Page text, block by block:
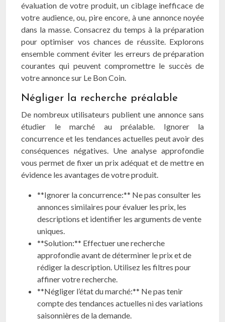
évaluation de votre produit, un ciblage inefficace de
votre audience, ou, pire encore, à une annonce noyée
dans la masse. Consacrez du temps à la préparation
pour optimiser vos chances de réussite. Explorons
ensemble comment éviter les erreurs de préparation
courantes qui peuvent compromettre le succès de
votre annonce sur Le Bon Coin.
Négliger la recherche préalable
De nombreux utilisateurs publient une annonce sans
étudier le marché au préalable. Ignorer la
concurrence et les tendances actuelles peut avoir des
conséquences négatives. Une analyse approfondie
vous permet de fixer un prix adéquat et de mettre en
évidence les avantages de votre produit.
**Ignorer la concurrence:** Ne pas consulter les
annonces similaires pour évaluer les prix, les
descriptions et identifier les arguments de vente
uniques.
**Solution:** Effectuer une recherche
approfondie avant de déterminer le prix et de
rédiger la description. Utilisez les filtres pour
affiner votre recherche.
**Négliger l’état du marché:** Ne pas tenir
compte des tendances actuelles ni des variations
saisonnières de la demande.